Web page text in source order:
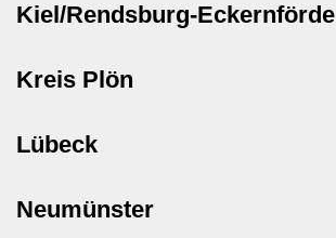
Kiel/Rendsburg-Eckernförde
Kreis Plön
Lübeck
Neumünster